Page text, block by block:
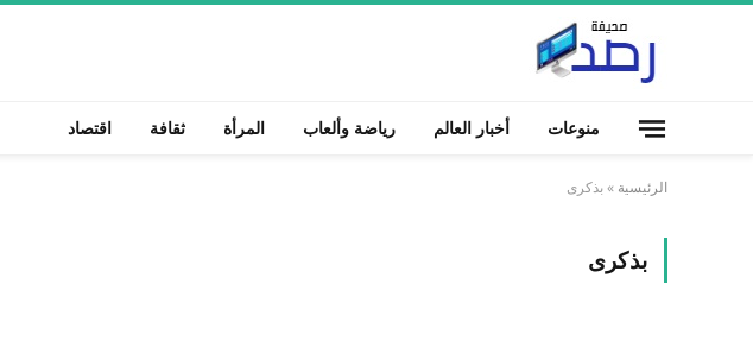
منوعات أخبار العالم رياضة وألعاب المرأة ثقافة اقتصاد
الرئيسية »بذكرى
بذكرى